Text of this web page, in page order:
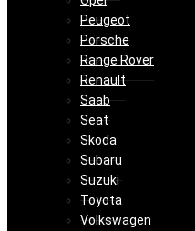
Peugeot
Porsche
Range Rover
Renault
Saab
Seat
Skoda
Subaru
Suzuki
Toyota
Volkswagen